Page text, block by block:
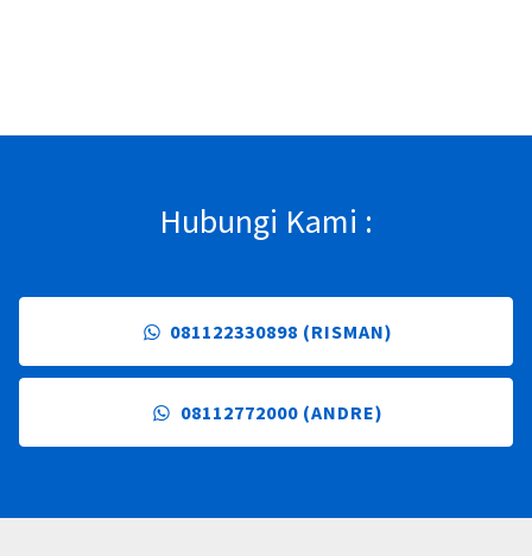
Hubungi Kami :
081122330898 (RISMAN)
08112772000 (ANDRE)